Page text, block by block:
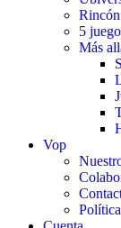
5
Más
Vop